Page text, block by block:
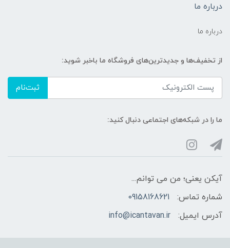
درباره ما
درباره ما
از تخفیف‌ها و جدیدترین‌های فروشگاه ما باخبر شوید:
ثبت‌نام
ما را در شبکه‌های اجتماعی دنبال کنید:
آیکن یعنی؛ من می توانم...
شماره تماس:
09158168621
آدرس ایمیل:
info@icantavan.ir